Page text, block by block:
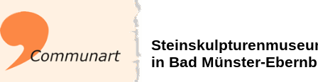
in Bad Münster-